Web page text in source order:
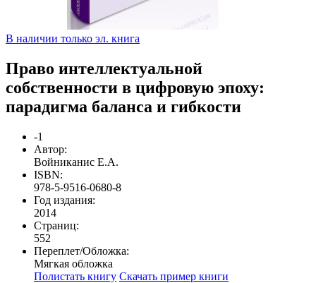
В наличии только эл. книга
Право интеллектуальной
собственности в цифровую эпоху:
парадигма баланса и гибкости
-1
Автор:
Войниканис Е.А.
ISBN:
978-5-9516-0680-8
Год издания:
2014
Страниц:
552
Переплет/Обложка:
Мягкая обложка
Полистать книгу Скачать пример книги